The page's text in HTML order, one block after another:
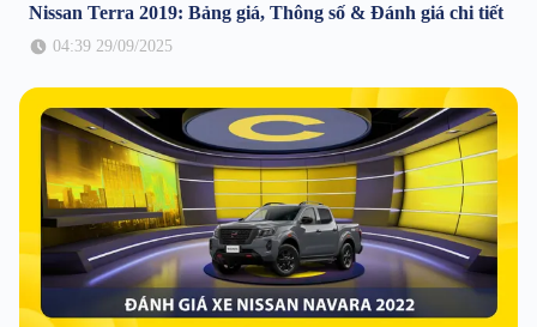
Nissan Terra 2019: Bảng giá, Thông số & Đánh giá chi tiết
04:39 29/09/2025